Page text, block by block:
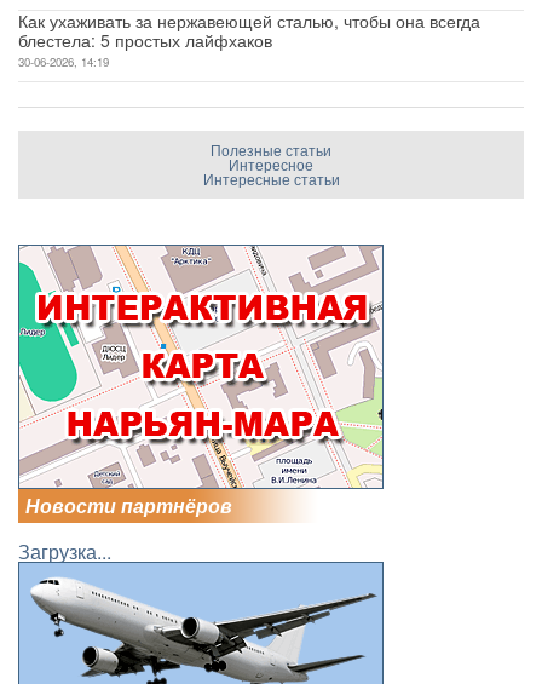
Как ухаживать за нержавеющей сталью, чтобы она всегда
блестела: 5 простых лайфхаков
30-06-2026, 14:19
Полезные статьи
Интересное
Интересные статьи
Новости партнёров
Загрузка...